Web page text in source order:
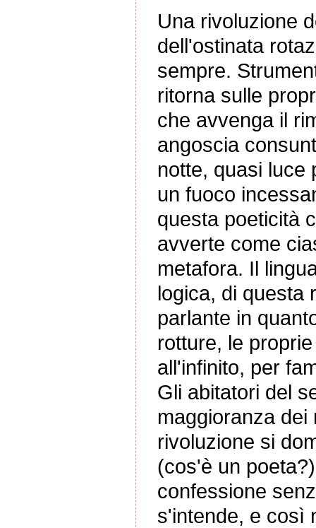
Una rivoluzione
dell'ostinata
sempre.
ritorna sulle
che avvenga il
angoscia
notte, quasi luce
un fuoco
questa poeticità
avverte come
metafora. Il
logica, di questa
parlante in
rotture, le
all'infinito, per
Gli abitatori del
maggioranza
rivoluzione si
(cos'è un
confessione
s'intende, e così